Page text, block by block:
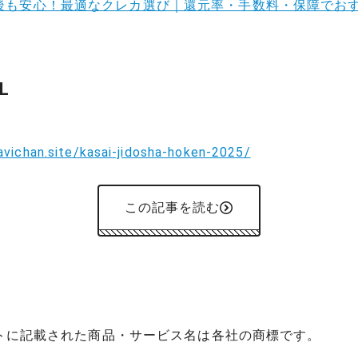
も安心！最適なクレカ選び｜還元率・手数料・保障でお
kasai-jidosha-hoken-2025/
この記事を読む
に記載された商品・サービス名は各社の商標です。